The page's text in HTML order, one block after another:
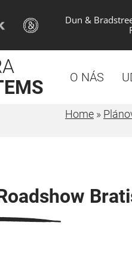
Dun &
O NÁS
Home »